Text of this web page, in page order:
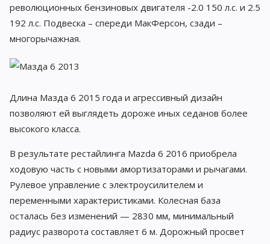
революционных бензиновых двигателя -2.0 150 л.с. и 2.5
192 л.с. Подвеска – спереди МакФерсон, сзади –
многорычажная.
Длина Мазда 6 2015 года и агрессивный дизайн
позволяют ей выглядеть дороже иных седанов более
высокого класса.
В результате рестайлинга Mazda 6 2016 приобрела
ходовую часть с новыми амортизаторами и рычагами.
Рулевое управление с электроусилителем и
переменными характеристиками. Колесная база
осталась без изменений — 2830 мм, минимальный
радиус разворота составляет 6 м. Дорожный просвет